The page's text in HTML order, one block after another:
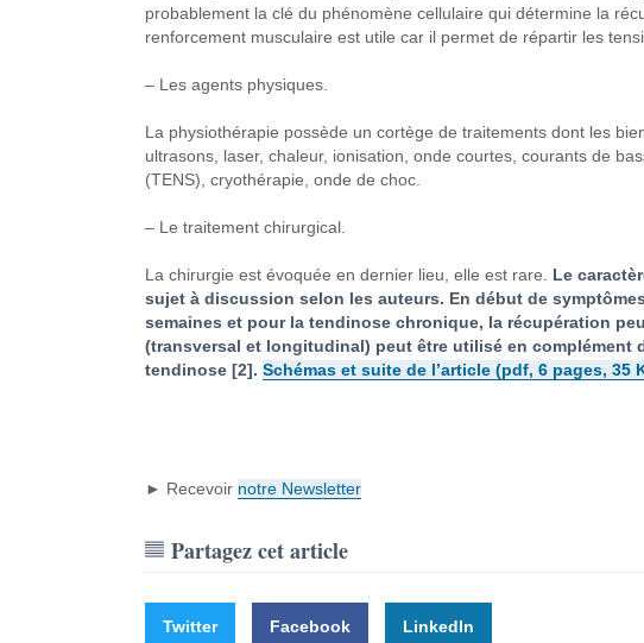
probablement la clé du phénomène cellulaire qui détermine la
renforcement musculaire est utile car il permet de répartir les
– Les agents physiques.
La physiothérapie possède un cortège de traitements dontles
ultrasons, laser, chaleur, ionisation, onde courtes, courants de
(TENS), cryothérapie, onde de choc.
– Le traitement chirurgical.
La chirurgie est évoquée en dernier lieu, elle est rare. Le
sujet àdiscussion selon les auteurs. En débutde
semaines et pour la tendinose chronique, la récupération
(transversal et longitudinal) peut êtreutilisé en complément
tendinose [2]. Schémas et suite de l’article(pdf, 6 pages, 35
► Recevoir notre Newsletter
Partagez cet article
Twitter Facebook LinkedIn